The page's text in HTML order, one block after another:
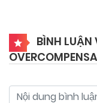
BÌNH LUẬN